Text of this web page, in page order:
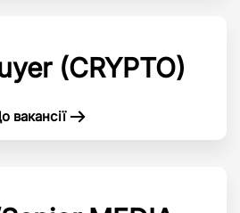
(CRYPTO)
вакансії